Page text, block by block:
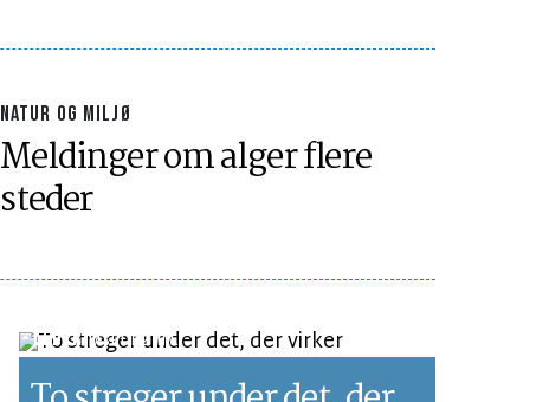
NATUR OG MILJØ
Meldinger om alger flere
steder
LEDERLÆSETID 2 MIN.